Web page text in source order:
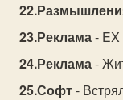
Реклама-
Реклама-
Софт-